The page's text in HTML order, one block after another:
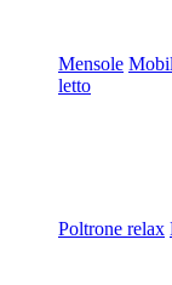
Mensole
letto
Poltrone relax